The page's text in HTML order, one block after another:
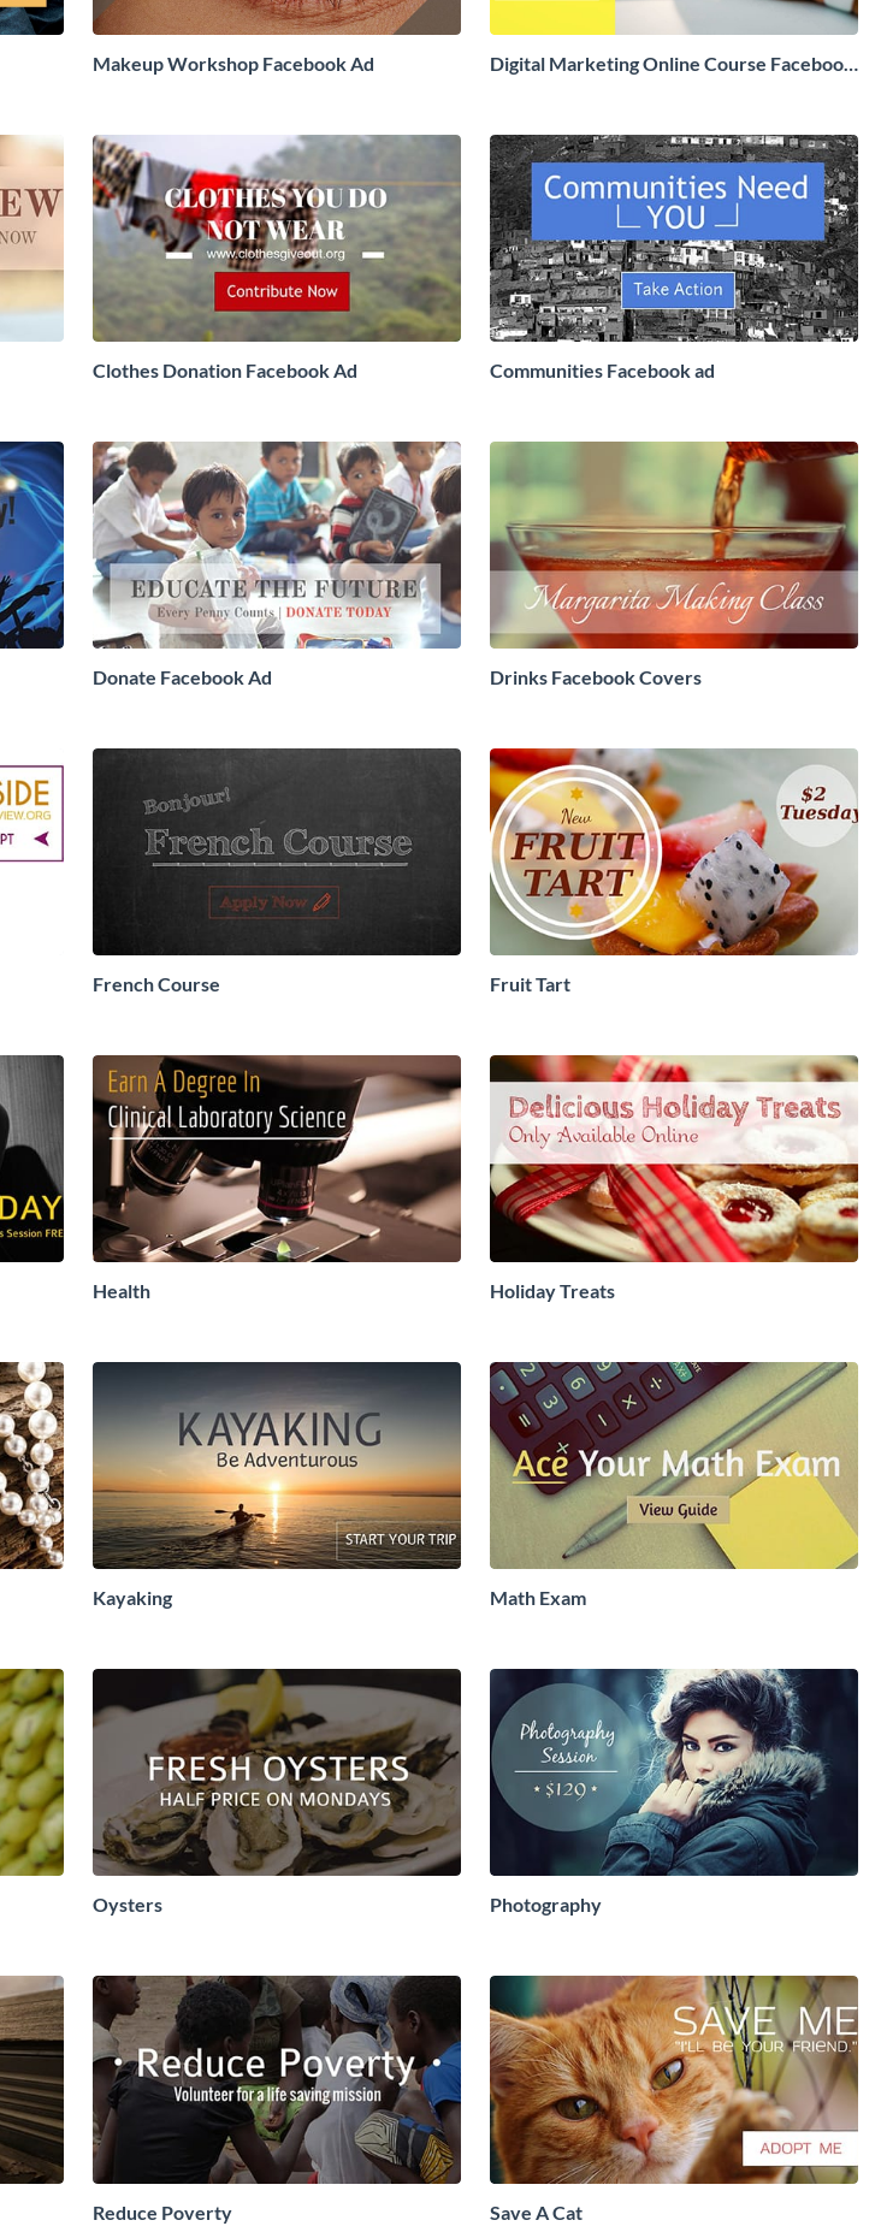
Makeup Workshop Facebook Ad
Digital Marketing Online Course Facebook
Clothes Donation Facebook Ad Communities Facebook ad
Donate Facebook Ad Drinks Facebook Covers
French Course Fruit Tart
Health Holiday Treats
Kayaking Math Exam
Oysters Photography
Reduce Poverty Save A Cat